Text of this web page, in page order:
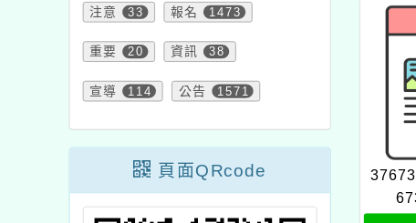
注意 33 報名 1473
重要 20 資訊 38
宣導 114 公告 1571
頁面QRcode